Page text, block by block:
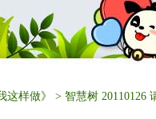
这样做》 > 智慧树 20110126